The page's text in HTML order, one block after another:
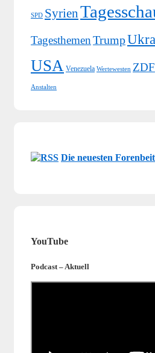
SPD Syrien
TagesthemenTrump
USA Venezuela Wertewesten ZDF
Anstalten
Die neuesten
YouTube
Podcast – Aktuell